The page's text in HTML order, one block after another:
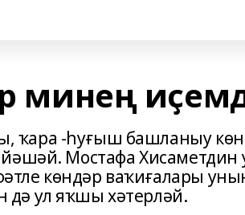
минең
ҡара -һуғыш башланыу
Мостафа Хисаметдин
көндәр ваҡиғалары
дә ул яҡшы хәтерләй.